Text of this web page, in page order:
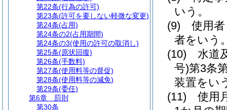
いう。
(9)
使用
者をいう
(10)
水道
号)第3条
装置をい
(11)
使用
第22条(行為の許可)
第23条(許可を要しない軽微な変更)
第24条(占用)
第24条の2(占用期間)
第24条の3(使用の許可の取消し)
第25条(原状回復)
第26条(手数料)
第27条(使用料等の督促)
第28条(使用料等の減免)
第29条(委任)
第6章
罰則
第30条